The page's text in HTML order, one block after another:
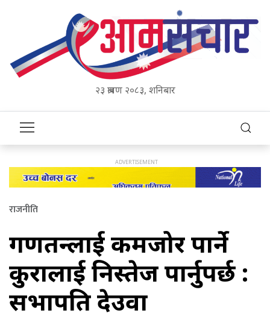
२३ श्रावण २०८३, शनिबार
राजनीति
गणतन्त्रलाई कमजोर पार्ने
कुरालाई निस्तेज पार्नुपर्छ :
सभापति देउवा